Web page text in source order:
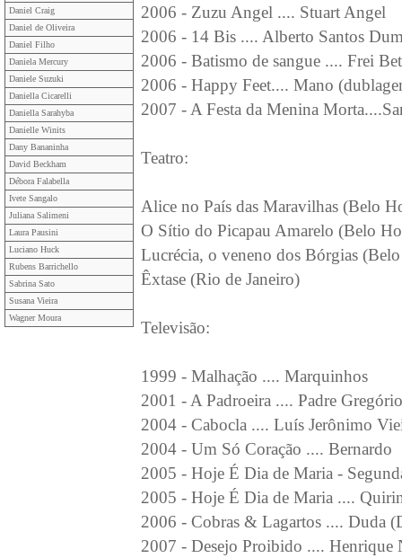
Daniel Craig
Daniel de Oliveira
Daniel Filho
Daniela Mercury
Daniele Suzuki
Daniella Cicarelli
Daniella Sarahyba
Danielle Winits
Dany Bananinha
David Beckham
Débora Falabella
Ivete Sangalo
Juliana Salimeni
Laura Pausini
Luciano Huck
Rubens Barrichello
Sabrina Sato
Susana Vieira
Wagner Moura
2006 - Zuzu Angel .... Stuart Angel
2006 - 14 Bis .... Alberto Santos
2006 - Batismo de sangue .... Frei
2006 - Happy Feet.... Mano
2007 - A Festa da Menina
Teatro:
Alice no País das Maravilhas (Belo
O Sítio do Picapau Amarelo (Belo
Lucrécia, o veneno dos Bórgias
Êxtase (Rio de Janeiro)
Televisão:
1999 - Malhação .... Marquinhos
2001 - A Padroeira .... Padre Gregório
2004 - Cabocla .... Luís Jerônimo
2004 - Um Só Coração .... Bernardo
2005 - Hoje É Dia de Maria -
2005 - Hoje É Dia de Maria ....
2006 - Cobras & Lagartos .... Duda
2007 - Desejo Proibido .... Henrique